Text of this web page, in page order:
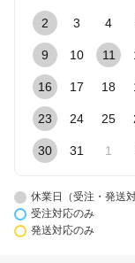
2 3 4
9 10 11
16 17 18
23 24 25
30 31 1
休業日（受注・発送対
受注対応のみ
発送対応のみ